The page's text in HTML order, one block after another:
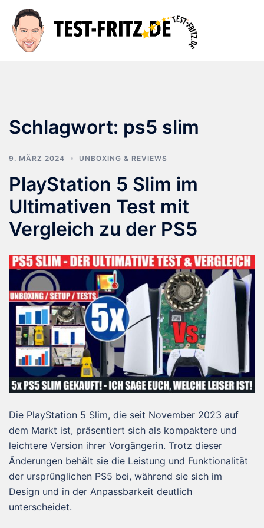
Inhalt
springen
Schlagwort: ps5 slim
9. MÄRZ 2024 UNBOXING & REVIEWS
PlayStation 5 Slim im
Ultimativen Test mit
Vergleich zu der PS5
Die PlayStation 5 Slim, die seit November 2023 auf
dem Markt ist, präsentiert sich als kompaktere und
leichtere Version ihrer Vorgängerin. Trotz dieser
Änderungen behält sie die Leistung und Funktionalität
der ursprünglichen PS5 bei, während sie sich im
Design und in der Anpassbarkeit deutlich
unterscheidet.